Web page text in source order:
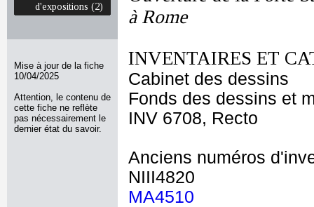
d'expositions (2)
Mise à jour de la fiche
10/04/2025
Attention, le contenu de
cette fiche ne reflète
pas nécessairement le
dernier état du savoir.
à Rome
INVENTAIRES ET
Cabinet des dessins
Fonds des dessins et
INV 6708, Recto
Anciens numéros
NIII4820
MA4510